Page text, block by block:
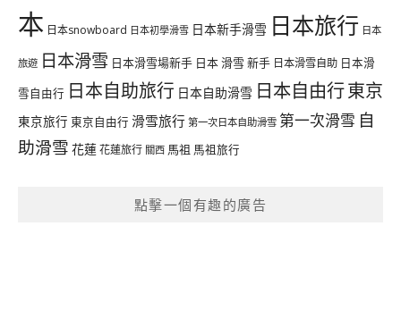
本 日本snowboard 日本初學滑雪 日本新手滑雪 日本旅行 日本
旅遊 日本滑雪 日本滑雪場新手 日本 滑雪 新手 日本滑雪自助 日本滑
雪自由行 日本自助旅行 日本自助滑雪 日本自由行東京
東京旅行 東京自由行 滑雪旅行 第一次日本自助滑雪 第一次滑雪 自
助滑雪 花蓮花蓮旅行 關西 馬祖 馬祖旅行
點擊一個有趣的廣告